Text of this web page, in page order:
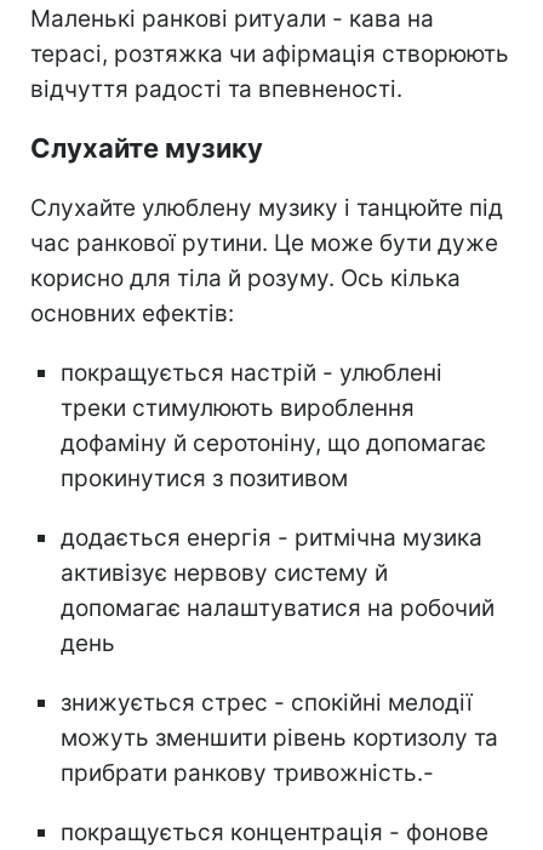
Маленькі ранкові ритуали - кава на
терасі, розтяжка чи афірмація створюють
відчуття радості та впевненості.
Слухайте музику
Слухайте улюблену музику і танцюйте під
час ранкової рутини. Це може бути дуже
корисно для тіла й розуму. Ось кілька
основних ефектів:
покращується настрій - улюблені
треки стимулюють вироблення
дофаміну й серотоніну, що допомагає
прокинутися з позитивом
додається енергія - ритмічна музика
активізує нервову систему й
допомагає налаштуватися на робочий
день
знижується стрес - спокійні мелодії
можуть зменшити рівень кортизолу та
прибрати ранкову тривожність.-
покращується концентрація - фонове